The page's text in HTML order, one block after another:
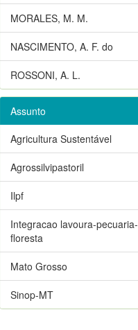
MORALES, M. M.
NASCIMENTO, A. F. do
ROSSONI, A. L.
Assunto
Agricultura Sustentável
Agrossilvipastoril
Ilpf
Integracao lavoura-pecuaria-
floresta
Mato Grosso
Sinop-MT